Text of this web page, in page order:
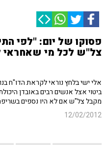
פסוקו של יום: "לפי
צל"ש לכל מי שאחראי
אלי ישי בלחץ נוראי לקראת הדו"ח
ביטוי אצל אנשים רבים באובדן
מקבל צל"ש אם לא היו נספים
12/02/2012